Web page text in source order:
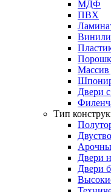
МДФ
ПВХ
Массив
Двери
Тип
Двери
Двери